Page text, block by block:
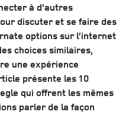
à d’autres
discuter et se faire des
options sur l’internet
choices similaires,
une expérience
présente les 10
qui offrent les mêmes
parler de la façon